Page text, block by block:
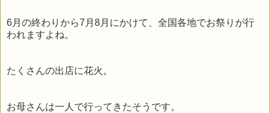
6月の終わりから7月8月にかけて、全国各地でお祭りが行
われますよね。
たくさんの出店に花火。
お母さんは一人で行ってきたそうです。